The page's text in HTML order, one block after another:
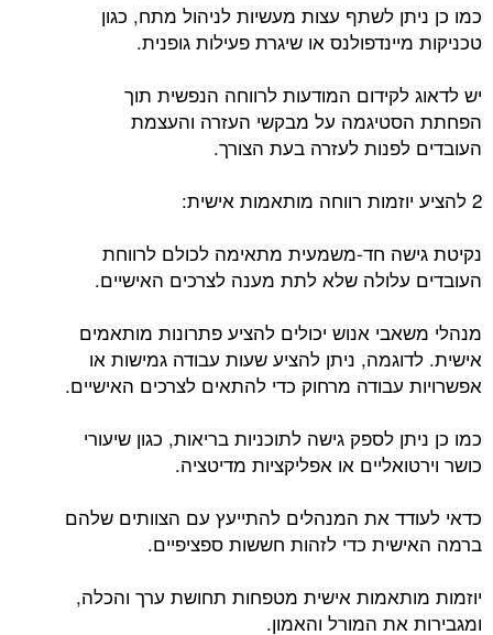
כמו כן ניתן לשתף עצות מעשיות לניהול מתח, כגון
טכניקות מיינדפולנס או שיגרת פעילות גופנית.
יש לדאוג לקידום המודעות לרווחה הנפשית תוך
הפחתת הסטיגמה על מבקשי העזרה והעצמת
העובדים לפנות לעזרה בעת הצורך.
2 להציע יוזמות רווחה מותאמות אישית:
נקיטת גישה חד-משמעית מתאימה לכולם לרווחת
העובדים עלולה שלא לתת מענה לצרכים האישיים.
מנהלי משאבי אנוש יכולים להציע פתרונות מותאמים
אישית. לדוגמה, ניתן להציע שעות עבודה גמישות או
אפשרויות עבודה מרחוק כדי להתאים לצרכים האישיים.
כמו כן ניתן לספק גישה לתוכניות בריאות, כגון שיעורי
כושר וירטואליים או אפליקציות מדיטציה.
כדאי לעודד את המנהלים להתייעץ עם הצוותים שלהם
ברמה האישית כדי לזהות חששות ספציפיים.
יוזמות מותאמות אישית מטפחות תחושת ערך והכלה,
ומגבירות את המורל והאמון.